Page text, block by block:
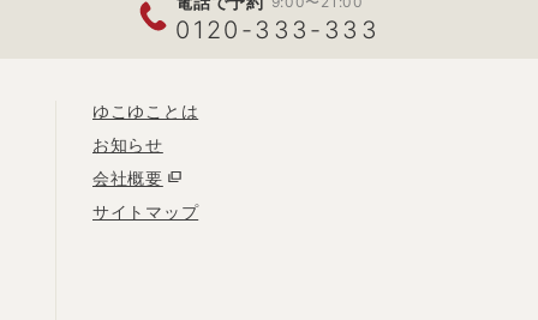
0120-333-333
ゆこゆことは
お知らせ
会社概要
サイトマップ